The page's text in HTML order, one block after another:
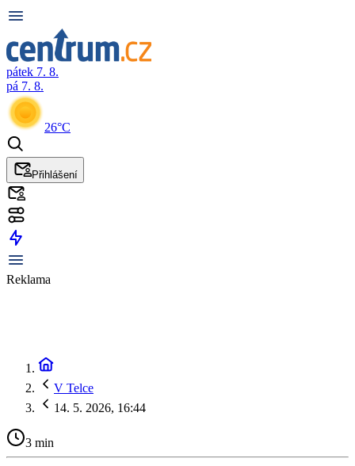
pátek 7. 8.
pá 7. 8.
26°C
Přihlášení
Reklama
V Telce
14. 5. 2026, 16:44
3 min